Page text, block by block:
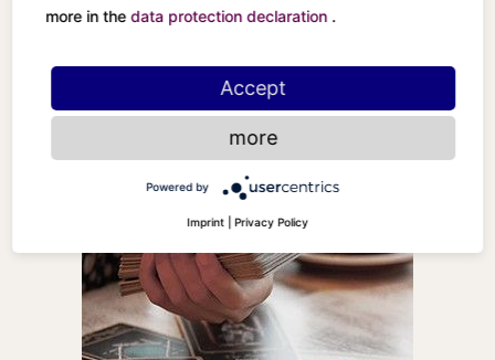
more in thedata protection declaration .
Accept
more
Powered by
Imprint Privacy Policy